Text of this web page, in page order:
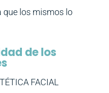
que los mismos lo
de los
FACIAL